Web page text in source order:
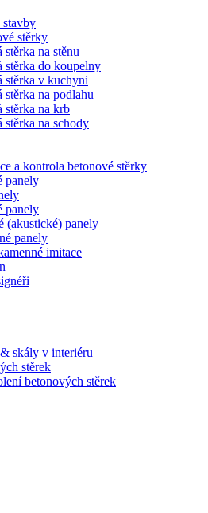
stavby
stěrky
stěrka na stěnu
stěrka do koupelny
stěrka v kuchyni
stěrka na podlahu
stěrka na krb
stěrka na schody
a kontrola betonové stěrky
panely
panely
(akustické) panely
panely
imitace
skály v interiéru
stěrek
betonových stěrek